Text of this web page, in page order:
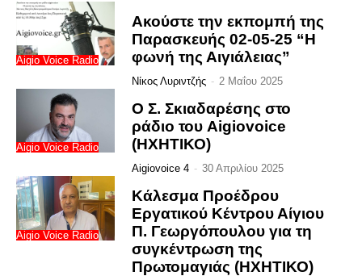
Aigio Voice Radio
Ακούστε την εκπομπή της
Παρασκευής 02-05-25 “Η
φωνή της Αιγιάλειας”
Νίκος Λυριντζής - 2 Μαΐου 2025
Aigio Voice Radio
Ο Σ. Σκιαδαρέσης στο
ράδιο του Aigiovoice
(ΗΧΗΤΙΚΟ)
Aigiovoice 4 - 30 Απριλίου 2025
Aigio Voice Radio
Κάλεσμα Προέδρου
Εργατικού Κέντρου Αίγιου
Π. Γεωργόπουλου για τη
συγκέντρωση της
Πρωτομαγιάς (ΗΧΗΤΙΚΟ)